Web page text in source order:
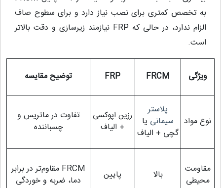
به تخصص کمتری برای نصب نیاز دارد و برای سطوح صاف
الزام ندارد، در حالی که FRP نیازمند زیرسازی و دقت بالاتر
است.
ویژگی FRCM
FRP توضیح مقایسه
نوع مواد
پلاستر
سیمانی یا
گچی + الیاف
رزین اپوکسی
+ الیاف
تفاوت در ماتریس و
چسباننده
مقاومت
محیطی
بالا پایین
FRCM مقاوم‌تر در برابر
دما، ضربه و خوردگی